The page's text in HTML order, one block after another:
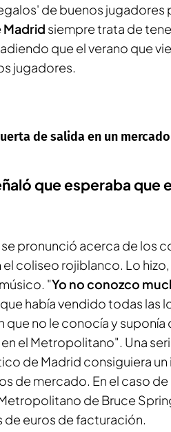
de buenos jugadores
Madrid siempre trata de
que el verano que
jugadores.
de salida en un
que esperaba que
pronunció acerca de los
el coliseo rojiblanco. Lo
"Yo no conozco
había vendido todas las
que no le conocía y suponía
en el Metropolitano". Una
de Madrid consiguiera
de mercado. En el caso
de Bruce
de euros de facturación.